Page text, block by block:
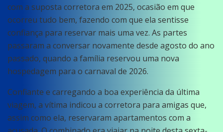
com a suposta corretora em 2025, ocasião em que
ocorreu tudo bem, fazendo com que ela sentisse
confiança para reservar mais uma vez. As partes
passaram a conversar novamente desde agosto do ano
passado, quando a família reservou uma nova
hospedagem para o carnaval de 2026.
Confiante e carregando a boa experiência da última
viagem, a vítima indicou a corretora para amigas que,
assim como ela, reservaram apartamentos com a